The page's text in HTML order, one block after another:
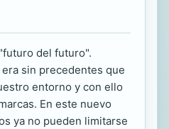
del futuro".
sin precedentes que
entorno y con ello
En este nuevo
ya no pueden limitarse